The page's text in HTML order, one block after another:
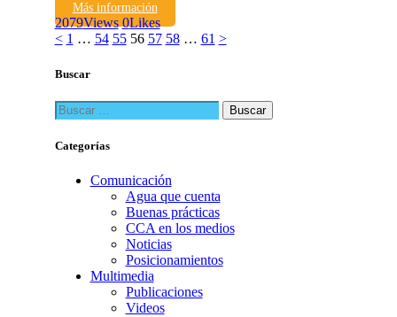
Más información
2079Views 0Likes
Paginación
de
< Page
1 … Page
54 Page
55 Page
56 Page
57 Page
58 … Page
61 >
Buscar
Buscar:
Categorías
Comunicación
Agua que cuenta
Buenas prácticas
CCA en los medios
Noticias
Posicionamientos
Multimedia
Publicaciones
Videos